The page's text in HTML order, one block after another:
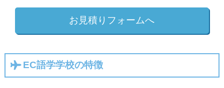
お見積りフォームへ
EC語学学校の特徴